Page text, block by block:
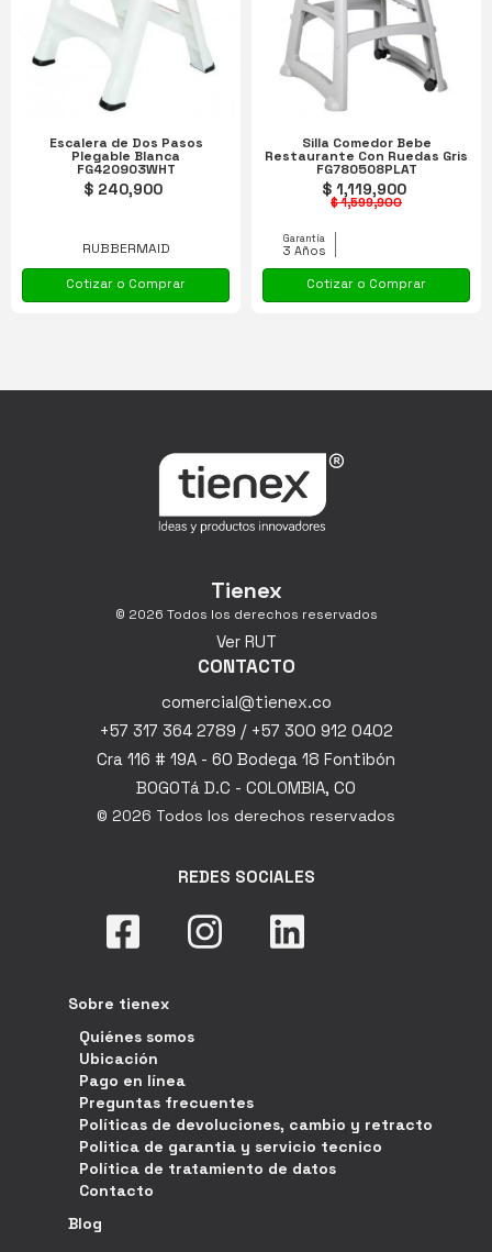
Escalera de Dos Pasos
Plegable Blanca
FG420903WHT
$ 240,900
RUBBERMAID
Cotizar o Comprar
Silla Comedor Bebe
Restaurante Con Ruedas Gris
FG780508PLAT
$ 1,119,900
$ 1,599,900
Garantía
3 Años
Cotizar o Comprar
Tienex
© 2026 Todos los derechos reservados
Ver RUT
CONTACTO
comercial@tienex.co
+57 317 364 2789 / +57 300 912 0402
Cra 116 # 19A - 60 Bodega 18 Fontibón
BOGOTá D.C - COLOMBIA, CO
© 2026 Todos los derechos reservados
REDES SOCIALES
Sobre tienex
Quiénes somos
Ubicación
Pago en línea
Preguntas frecuentes
Políticas de devoluciones, cambio y retracto
Politica de garantia y servicio tecnico
Política de tratamiento de datos
Contacto
Blog